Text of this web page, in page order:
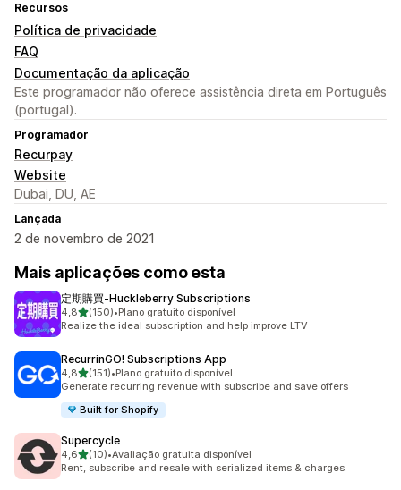
Recursos
Política de privacidade
FAQ
Documentação da aplicação
Este programador não oferece assistência direta em Português
(portugal).
Programador
Recurpay
Website
Dubai, DU, AE
Lançada
2 de novembro de 2021
Mais aplicações como esta
定期購買‑Huckleberry Subscriptions
4,8de 5 estrelas
(150)
150 total de avaliações
•Plano gratuito disponível
Realize the ideal subscription and help improve LTV
RecurrinGO! Subscriptions App
4,8de 5 estrelas
(151)
151 total de avaliações
•Plano gratuito disponível
Generate recurring revenue with subscribe and save offers
Built for Shopify
Supercycle
4,6de 5 estrelas
(10)
10 total de avaliações
•Avaliação gratuita disponível
Rent, subscribe and resale with serialized items & charges.